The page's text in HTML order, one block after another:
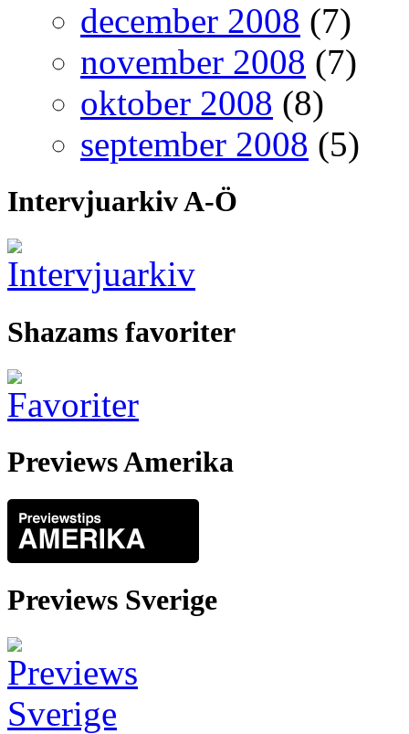
december 2008 (7)
november 2008 (7)
oktober 2008 (8)
september 2008 (5)
Intervjuarkiv A-Ö
Shazams favoriter
Previews Amerika
Previews Sverige